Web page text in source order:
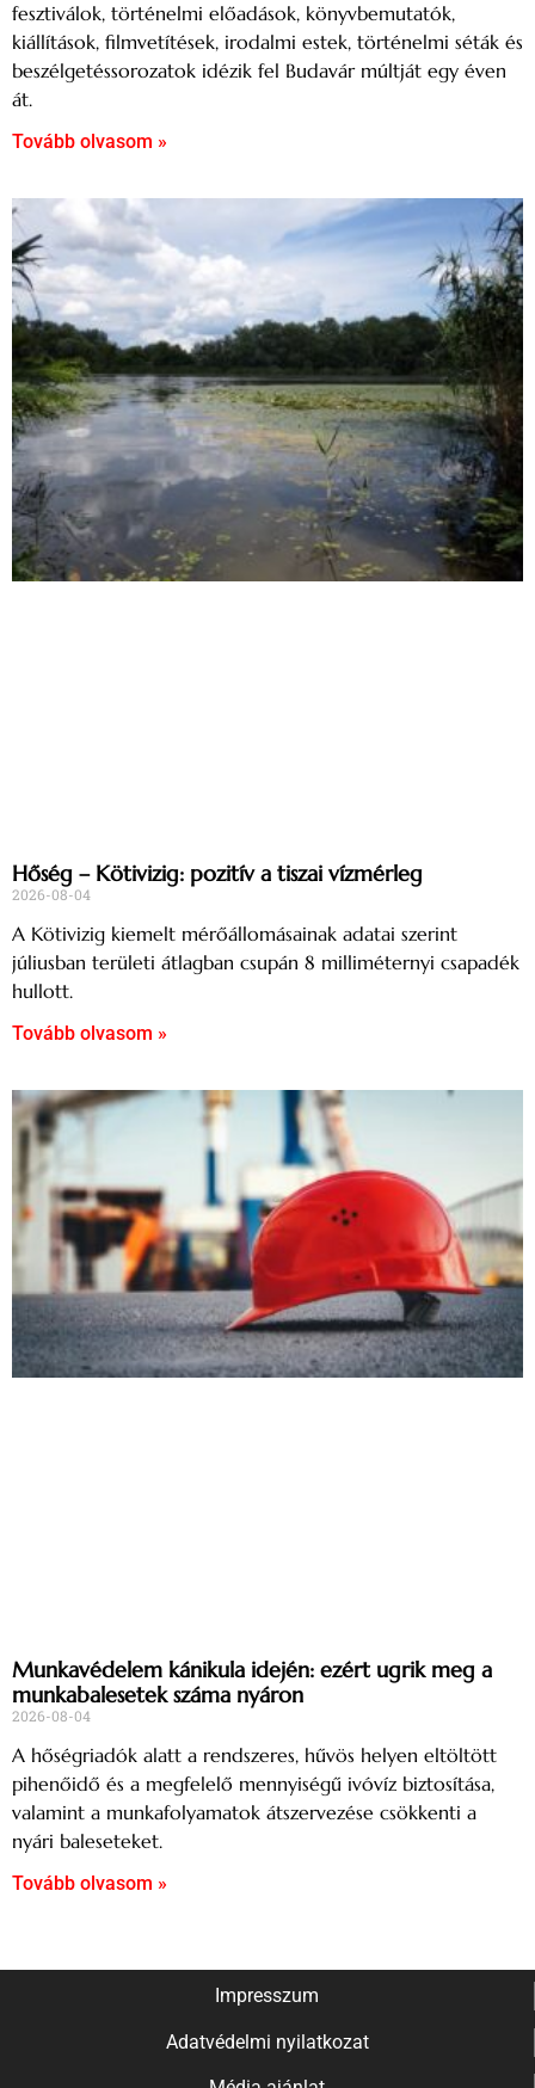
fesztiválok, történelmi előadások, könyvbemutatók,
kiállítások, filmvetítések, irodalmi estek, történelmi séták és
beszélgetéssorozatok idézik fel Budavár múltját egy éven
át.
Tovább olvasom »
Hőség – Kötivizig: pozitív a tiszai vízmérleg
2026-08-04
A Kötivizig kiemelt mérőállomásainak adatai szerint
júliusban területi átlagban csupán 8 milliméternyi csapadék
hullott.
Tovább olvasom »
Munkavédelem kánikula idején: ezért ugrik meg a
munkabalesetek száma nyáron
2026-08-04
A hőségriadók alatt a rendszeres, hűvös helyen eltöltött
pihenőidő és a megfelelő mennyiségű ivóvíz biztosítása,
valamint a munkafolyamatok átszervezése csökkenti a
nyári baleseteket.
Tovább olvasom »
Impresszum
Adatvédelmi nyilatkozat